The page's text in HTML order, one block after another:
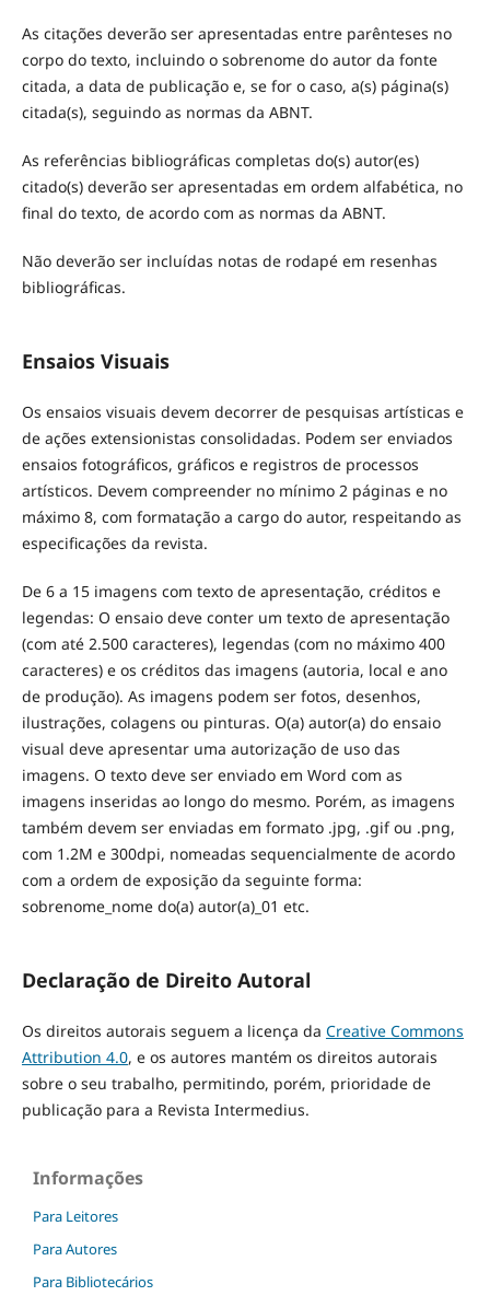
As citações deverão ser apresentadas entre parênteses no
corpo do texto, incluindo o sobrenome do autor da fonte
citada, a data de publicação e, se for o caso, a(s) página(s)
citada(s), seguindo as normas da ABNT.
As referências bibliográficas completas do(s) autor(es)
citado(s) deverão ser apresentadas em ordem alfabética, no
final do texto, de acordo com as normas da ABNT.
Não deverão ser incluídas notas de rodapé em resenhas
bibliográficas.
Ensaios Visuais
Os ensaios visuais devem decorrer de pesquisas artísticas e
de ações extensionistas consolidadas. Podem ser enviados
ensaios fotográficos, gráficos e registros de processos
artísticos. Devem compreender no mínimo 2 páginas e no
máximo 8, com formatação a cargo do autor, respeitando as
especificações da revista.
De 6 a 15 imagens com texto de apresentação, créditos e
legendas: O ensaio deve conter um texto de apresentação
(com até 2.500 caracteres), legendas (com no máximo 400
caracteres) e os créditos das imagens (autoria, local e ano
de produção). As imagens podem ser fotos, desenhos,
ilustrações, colagens ou pinturas. O(a) autor(a) do ensaio
visual deve apresentar uma autorização de uso das
imagens. O texto deve ser enviado em Word com as
imagens inseridas ao longo do mesmo. Porém, as imagens
também devem ser enviadas em formato .jpg, .gif ou .png,
com 1.2M e 300dpi, nomeadas sequencialmente de acordo
com a ordem de exposição da seguinte forma:
sobrenome_nome do(a) autor(a)_01 etc.
Declaração de Direito Autoral
Os direitos autorais seguem a licença da Creative Commons
Attribution 4.0, e os autores mantém os direitos autorais
sobre o seu trabalho, permitindo, porém, prioridade de
publicação para a Revista Intermedius.
Informações
Para Leitores
Para Autores
Para Bibliotecários